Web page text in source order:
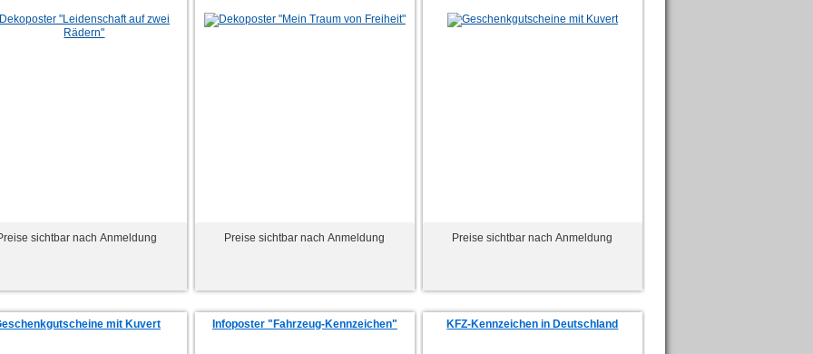
sichtbar nach Anmeldung Preise sichtbar nach Anmeldung Preise sichtbar nach Anmeldung
mit Kuvert Infoposter "Fahrzeug-Kennzeichen" KFZ-Kennzeichen in Deutschland